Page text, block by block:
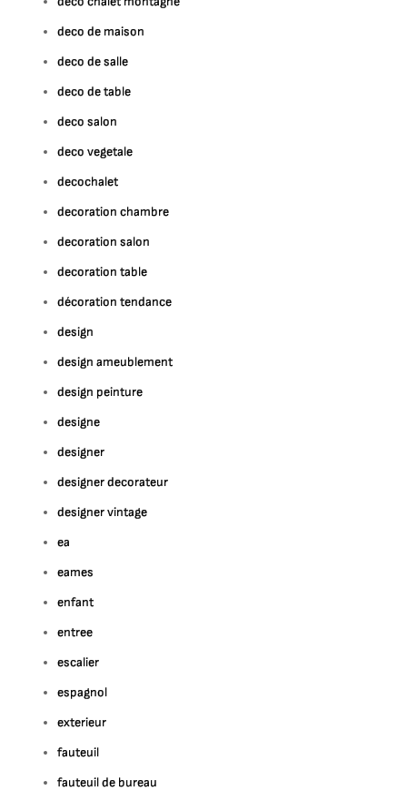
deco de maison
deco de salle
deco de table
deco salon
deco vegetale
decochalet
decoration chambre
decoration salon
decoration table
décoration tendance
design
design ameublement
design peinture
designe
designer
designer decorateur
designer vintage
ea
eames
enfant
entree
escalier
espagnol
exterieur
fauteuil
fauteuil de bureau